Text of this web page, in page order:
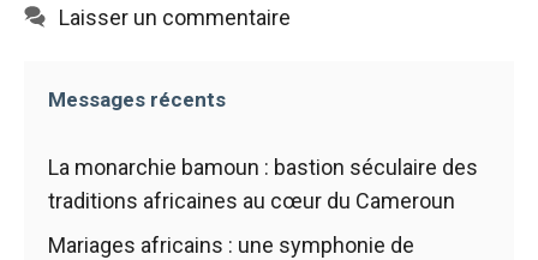
Laisser un commentaire
Messages récents
La monarchie bamoun : bastion séculaire des
traditions africaines au cœur du Cameroun
Mariages africains : une symphonie de
du site web,
dont le site
est utilisé.
Expérience
site web